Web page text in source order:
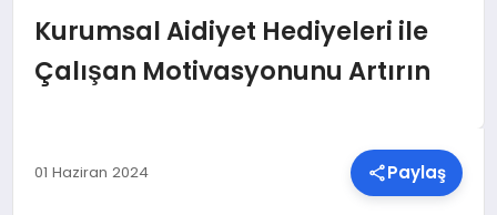
SIYASET
Kurumsal Aidiyet Hediyeleri ile
Çalışan Motivasyonunu Artırın
01 Haziran 2024 Paylaş